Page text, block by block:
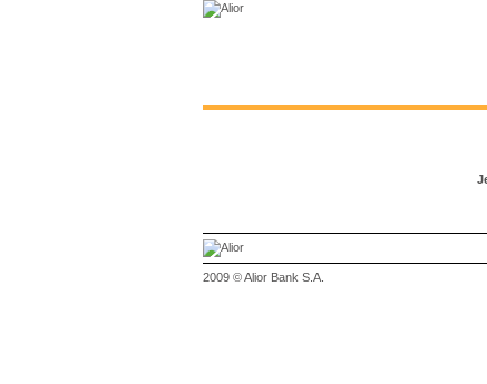
2009 © Alior Bank S.A.